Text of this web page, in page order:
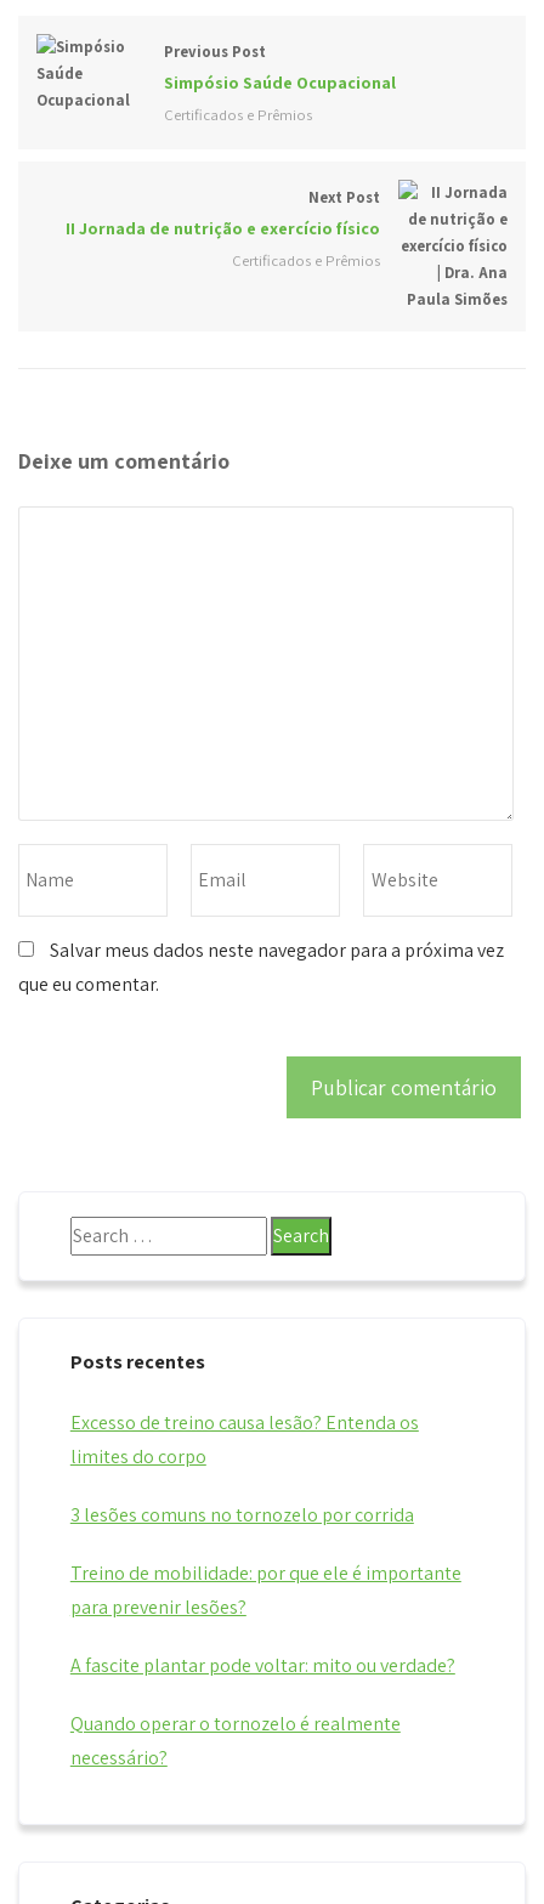
Previous Post
Simpósio Saúde Ocupacional
Certificados e Prêmios
Next Post
II Jornada de nutrição e exercício físico
Certificados e Prêmios
Deixe um comentário
Salvar meus dados neste navegador para a próxima vez
que eu comentar.
Posts recentes
Excesso de treino causa lesão? Entenda os
limites do corpo
3 lesões comuns no tornozelo por corrida
Treino de mobilidade: por que ele é importante
para prevenir lesões?
A fascite plantar pode voltar: mito ou verdade?
Quando operar o tornozelo é realmente
necessário?